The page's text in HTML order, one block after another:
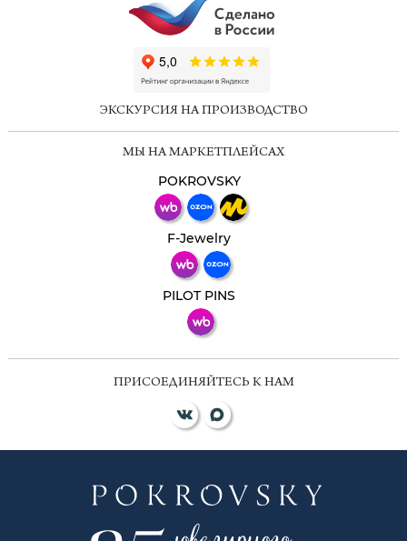
ЭКСКУРСИЯ НА ПРОИЗВОДСТВО
МЫ НА МАРКЕТПЛЕЙСАХ
POKROVSKY
F-Jewelry
PILOT PINS
ПРИСОЕДИНЯЙТЕСЬ К НАМ